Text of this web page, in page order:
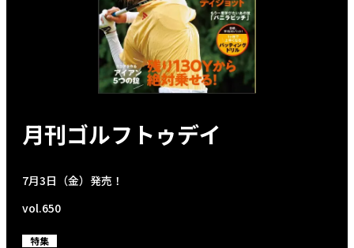
月刊ゴルフトゥデイ
7月3日（金）発売！
vol.650
特集